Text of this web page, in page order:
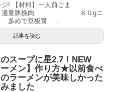
! 【材料】一人前ごま
挽肉 ８０gニ
で豆板醤 ...
記事を読む
スープに星2.7！NEW
ーメン】作り方★以前食べ
ラーメンが美味しかった
ました